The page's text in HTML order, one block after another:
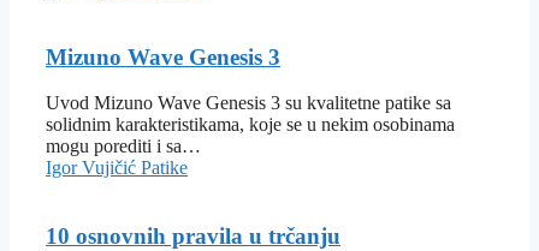
Mizuno Wave Genesis 3
Uvod Mizuno Wave Genesis 3 su kvalitetne patike sa
solidnim karakteristikama, koje se u nekim osobinama
mogu porediti i sa…
Igor Vujičić Patike
10 osnovnih pravila u trčanju